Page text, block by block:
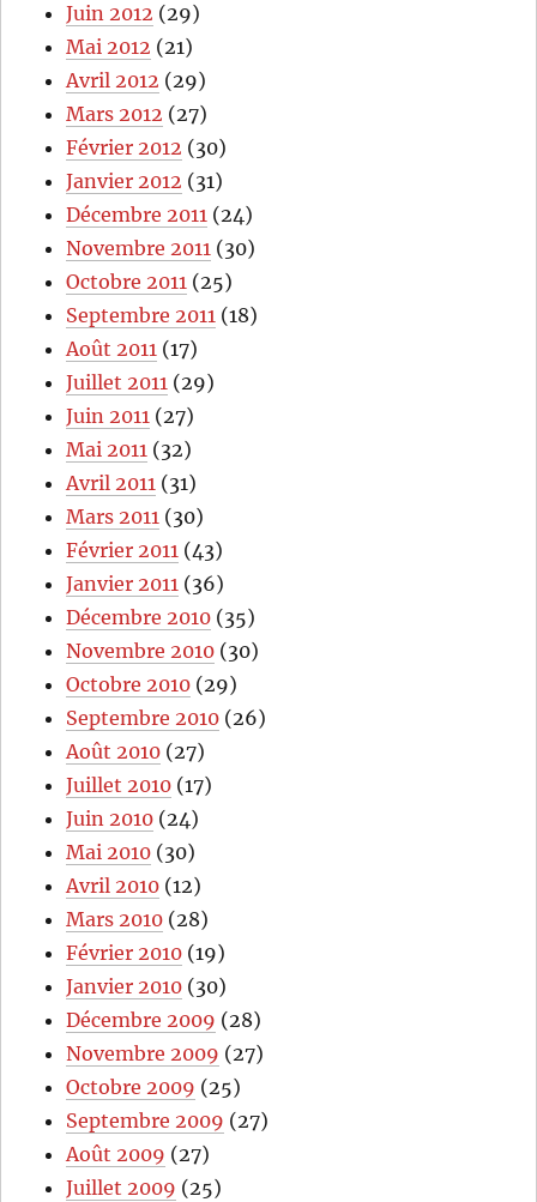
Juin 2012 (29)
Mai 2012 (21)
Avril 2012 (29)
Mars 2012 (27)
Février 2012 (30)
Janvier 2012 (31)
Décembre 2011 (24)
Novembre 2011 (30)
Octobre 2011 (25)
Septembre 2011 (18)
Août 2011 (17)
Juillet 2011 (29)
Juin 2011 (27)
Mai 2011 (32)
Avril 2011 (31)
Mars 2011 (30)
Février 2011 (43)
Janvier 2011 (36)
Décembre 2010 (35)
Novembre 2010 (30)
Octobre 2010 (29)
Septembre 2010 (26)
Août 2010 (27)
Juillet 2010 (17)
Juin 2010 (24)
Mai 2010 (30)
Avril 2010 (12)
Mars 2010 (28)
Février 2010 (19)
Janvier 2010 (30)
Décembre 2009 (28)
Novembre 2009 (27)
Octobre 2009 (25)
Septembre 2009 (27)
Août 2009 (27)
Juillet 2009 (25)